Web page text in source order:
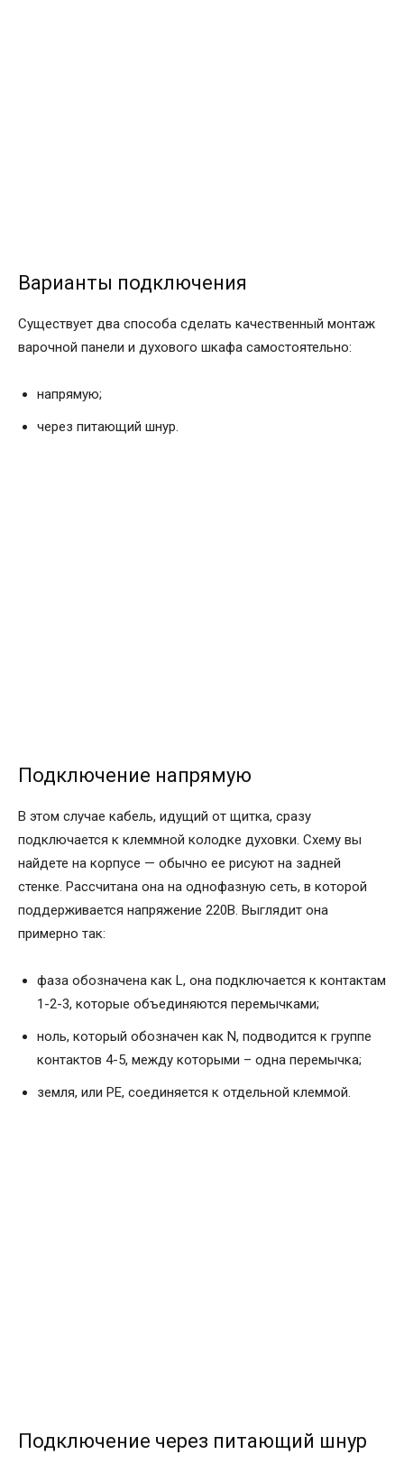
Варианты подключения
Существует два способа сделать качественный монтаж
варочной панели и духового шкафа самостоятельно:
напрямую;
через питающий шнур.
Подключение напрямую
В этом случае кабель, идущий от щитка, сразу
подключается к клеммной колодке духовки. Схему вы
найдете на корпусе — обычно ее рисуют на задней
стенке. Рассчитана она на однофазную сеть, в которой
поддерживается напряжение 220В. Выглядит она
примерно так:
фаза обозначена как L, она подключается к контактам
1-2-3, которые объединяются перемычками;
ноль, который обозначен как N, подводится к группе
контактов 4-5, между которыми – одна перемычка;
земля, или PE, соединяется к отдельной клеммой.
Подключение через питающий шнур